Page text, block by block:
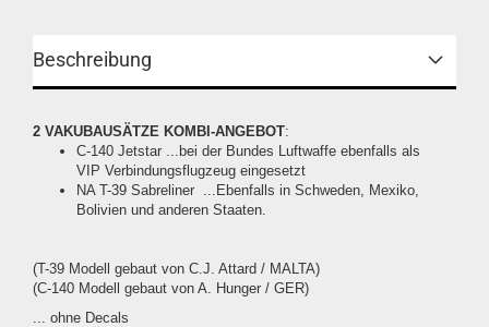
Beschreibung
2 VAKUBAUSÄTZE KOMBI-ANGEBOT:
C-140 Jetstar ...bei der Bundes Luftwaffe ebenfalls als
VIP Verbindungsflugzeug eingesetzt
NA T-39 Sabreliner ...Ebenfalls in Schweden, Mexiko,
Bolivien und anderen Staaten.
(T-39 Modell gebaut von C.J. Attard / MALTA)
(C-140 Modell gebaut von A. Hunger / GER)
... ohne Decals